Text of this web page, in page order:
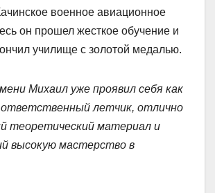
военное авиационное
он прошел жесткое обучение и
училище с золотой медалью.
Михаил уже проявил себя как
летчик, отлично
теоретический материал и
высокую мастерство в